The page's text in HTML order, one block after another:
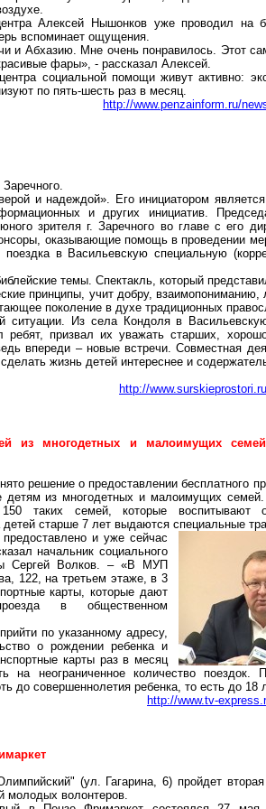
Алексей
Нышонков уже проводил на
вспоминает ощущения.
и Абхазию. Мне очень понравилось. Этот
фары», - рассказал Алексей.
социальной помощи живут активно:
по пять-шесть раз в месяц.
http://www.penzainform.ru/
Заречного.
и надеждой». Его инициатором
и других инициатив.
зрителяг. Заречного во главе с его
оказывающие помощь в проведении
поездка в Васильевскую специальную
темы. Спектакль, который
принципы, учит добру, взаимопониманию,
поколение в духе традиционных
ситуации. Из села Кондоля в
ребят, призвал их уважать старших,
впереди – новые встречи. Совместная
жизнь детей интереснее и
http://
из многодетных и малоимущих
решение о предоставлении бесплатного
детям из многодетных и малоимущих
150 таких семей, которые воспитывают
старше 7 лет выдаются специальные
и уже сейчас
начальник социального
Сергей Волков. – «В МУП
122, на третьем этаже, в 3
карты, которые дают
в общественном
по указанному адресу,
о рождении ребенка и
карты раз в месяц
на неограниченное количество поездок.
до совершеннолетия ребенка, то есть до 18
http://www.tv-
(ул. Гагарина, 6) пройдет
молодых волонтеров.